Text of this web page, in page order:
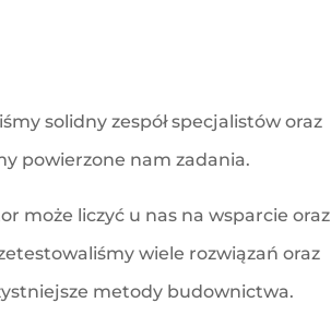
solidny zespół specjalistów oraz
powierzone nam zadania.
może liczyć u nas na wsparcie oraz
wiele rozwiązań oraz
metody budownictwa.